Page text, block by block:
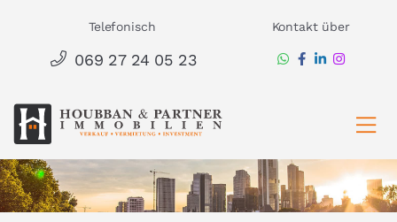
springen
Telefonisch
069 27 24 05 23
Kontakt über